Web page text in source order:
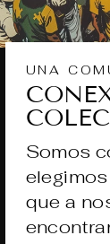
UNA
Somos
que a